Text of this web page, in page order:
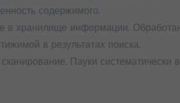
содержимого.
в хранилище информации.
в результатах поиска.
Пауки